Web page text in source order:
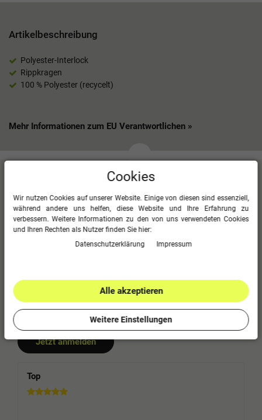
Artikelbeschreibung
Polyester-Interlock
Rippkragen
100 % Polyester (recycelt)
Mehr Informationen zum EU Verantwortlichen »
Kundenbewertungen
5
2
4
0
Bitte logge dich in dein Kundenkonto ein
um eine Bewertung abzugeben.
Jetzt anmelden
Top
Cookies
Wir nutzen Cookies auf unserer Website. Einige von diesen sind essenziell,
während andere uns helfen, diese Website und Ihre Erfahrung zu
verbessern. Weitere Informationen zu den von uns verwendeten Cookies
und Ihren Rechten als Nutzer finden Sie hier:
Daten­schutz­erklärung
Impressum
Alle akzeptieren
Weitere Einstellungen